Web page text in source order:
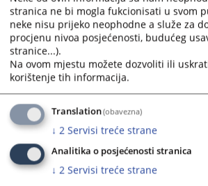
select
a
date.
Press
the
question
mark
key
to
get
the
keyboard
select
a
date.
the
question
key
to
get
keyboard
Trenutno nema
stranica ne bi mogla fukcionisati u svom
neke nisu prijeko neophodne a služe za
procjenu nivoa posjećenosti, budućeg
stranice...).
Na ovom mjestu možete dozvoliti ili
korištenje tih informacija.
Translation(obavezna)
↓ 2 Servisi treće strane
Analitika o posjećenosti stranica
↓ 2 Servisi treće strane